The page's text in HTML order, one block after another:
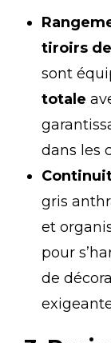
tiroirs
sont
totale
dans les
gris
et
pour
de